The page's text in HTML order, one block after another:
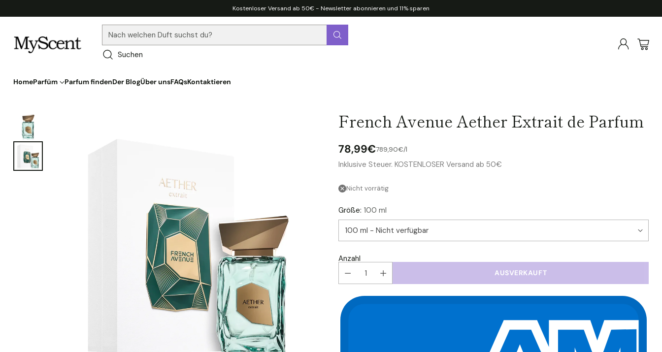
Nach welchen Duft suchst du?
Suchen
HomeParfüm Parfum findenDer BlogÜber unsFAQsKontaktieren
Kostenloser Versand ab 50€ - Newsletter abonnieren und 11% sparen
French Avenue Aether Extrait de Parfum
Normaler
78,99€Stückpreis
789,90€/
pro l
Inklusive Steuer. KOSTENLOSER Versand ab 50€
Nicht vorrätig
Größe: 100 ml
Anzahl
AUSVERKAUFT